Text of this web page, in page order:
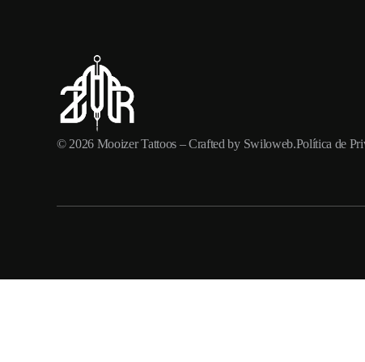
© 2026 Mooizer Tattoos – Crafted by Swiloweb.Política de